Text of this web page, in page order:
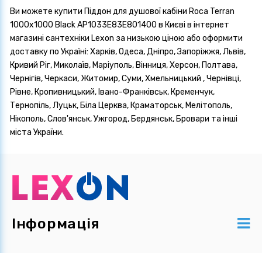
Ви можете купити Піддон для душової кабіни Roca Terran
1000х1000 Black AP1033E83E801400 в Києві в інтернет
магазині сантехніки Lexon за низькою ціною або оформити
доставку по Україні: Харків, Одеса, Дніпро, Запоріжжя, Львів,
Кривий Ріг, Миколаїв, Маріуполь, Вінниця, Херсон, Полтава,
Чернігів, Черкаси, Житомир, Суми, Хмельницький , Чернівці,
Рівне, Кропивницький, Івано-Франківськ, Кременчук,
Тернопіль, Луцьк, Біла Церква, Краматорськ, Мелітополь,
Нікополь, Слов'янськ, Ужгород, Бердянськ, Бровари та інші
міста України.
Інформація